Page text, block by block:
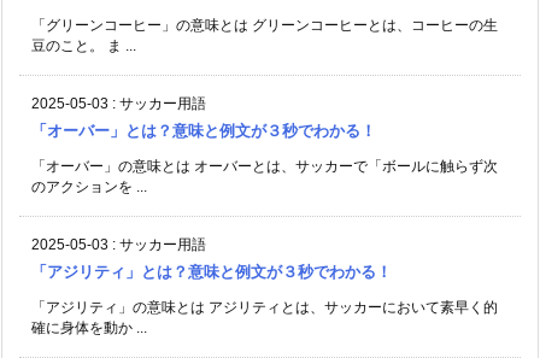
「グリーンコーヒー」の意味とは グリーンコーヒーとは、コーヒーの生
豆のこと。 ま ...
2025-05-03 : サッカー用語
「オーバー」とは？意味と例文が３秒でわかる！
「オーバー」の意味とは オーバーとは、サッカーで「ボールに触らず次
のアクションを ...
2025-05-03 : サッカー用語
「アジリティ」とは？意味と例文が３秒でわかる！
「アジリティ」の意味とは アジリティとは、サッカーにおいて素早く的
確に身体を動か ...